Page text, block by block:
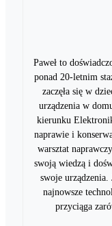
Paweł to
ponad 20-letnim
zaczęła się w
urządzenia w
kierunku
naprawie i
warsztat
swoją wiedzą i
swoje urządzenia.
najnowsze
przyciąga